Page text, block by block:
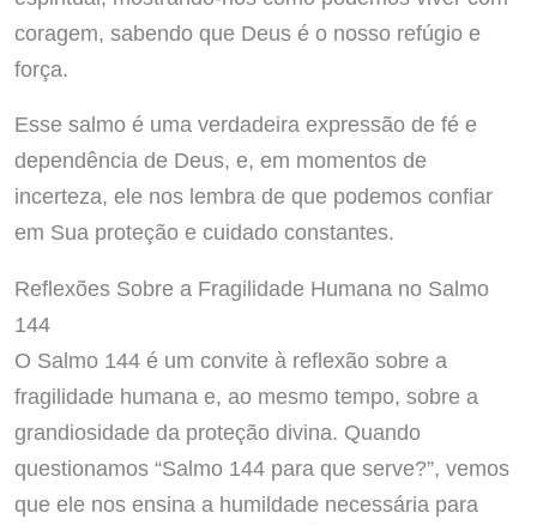
coragem, sabendo que Deus é o nosso refúgio e
força.
Esse salmo é uma verdadeira expressão de fé e
dependência de Deus, e, em momentos de
incerteza, ele nos lembra de que podemos confiar
em Sua proteção e cuidado constantes.
Reflexões Sobre a Fragilidade Humana no Salmo
144
O Salmo 144 é um convite à reflexão sobre a
fragilidade humana e, ao mesmo tempo, sobre a
grandiosidade da proteção divina. Quando
questionamos “Salmo 144 para que serve?”, vemos
que ele nos ensina a humildade necessária para